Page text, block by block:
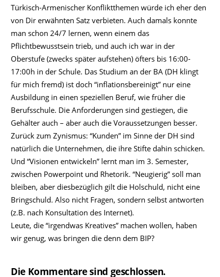
Türkisch-Armenischer Konfliktthemen würde ich eher den
von Dir erwähnten Satz verbieten. Auch damals konnte
man schon 24/7 lernen, wenn einem das
Pflichtbewusstsein trieb, und auch ich war in der
Oberstufe (zwecks später aufstehen) öfters bis 16:00-
17:00h in der Schule. Das Studium an der BA (DH klingt
für mich fremd) ist doch “inflationsbereinigt” nur eine
Ausbildung in einen speziellen Beruf, wie früher die
Berufsschule. Die Anforderungen sind gestiegen, die
Gehälter auch – aber auch die Voraussetzungen besser.
Zurück zum Zynismus: “Kunden” im Sinne der DH sind
natürlich die Unternehmen, die ihre Stifte dahin schicken.
Und “Visionen entwickeln” lernt man im 3. Semester,
zwischen Powerpoint und Rhetorik. “Neugierig” soll man
bleiben, aber diesbezüglich gilt die Holschuld, nicht eine
Bringschuld. Also nicht Fragen, sondern selbst antworten
(z.B. nach Konsultation des Internet).
Leute, die “irgendwas Kreatives” machen wollen, haben
wir genug, was bringen die denn dem BIP?
Die Kommentare sind geschlossen.